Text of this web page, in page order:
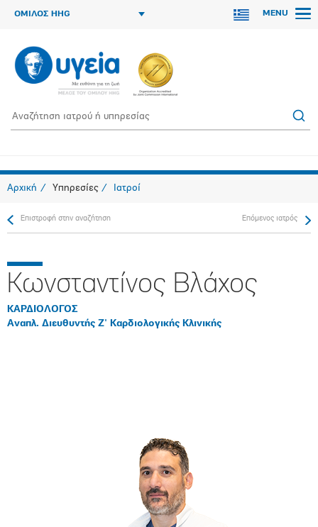
ΟΜΙΛΟΣ HHG MENU
Αρχική Υπηρεσίες Ιατροί
Επιστροφή στην αναζήτηση Επόμενος ιατρός
Κωνσταντίνος Βλάχος
ΚΑΡΔΙΟΛΟΓΟΣ
Αναπλ. Διευθυντής Ζ' Καρδιολογικής Κλινικής